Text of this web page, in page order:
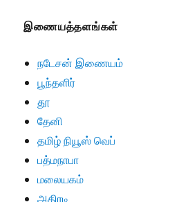
இணையத்தளங்கள்
நடேசன் இணையம்
பூந்தளிர்
தூ
தேனி
தமிழ் நியூஸ் வெப்
பத்மநாபா
மலையகம்
அதிரடி